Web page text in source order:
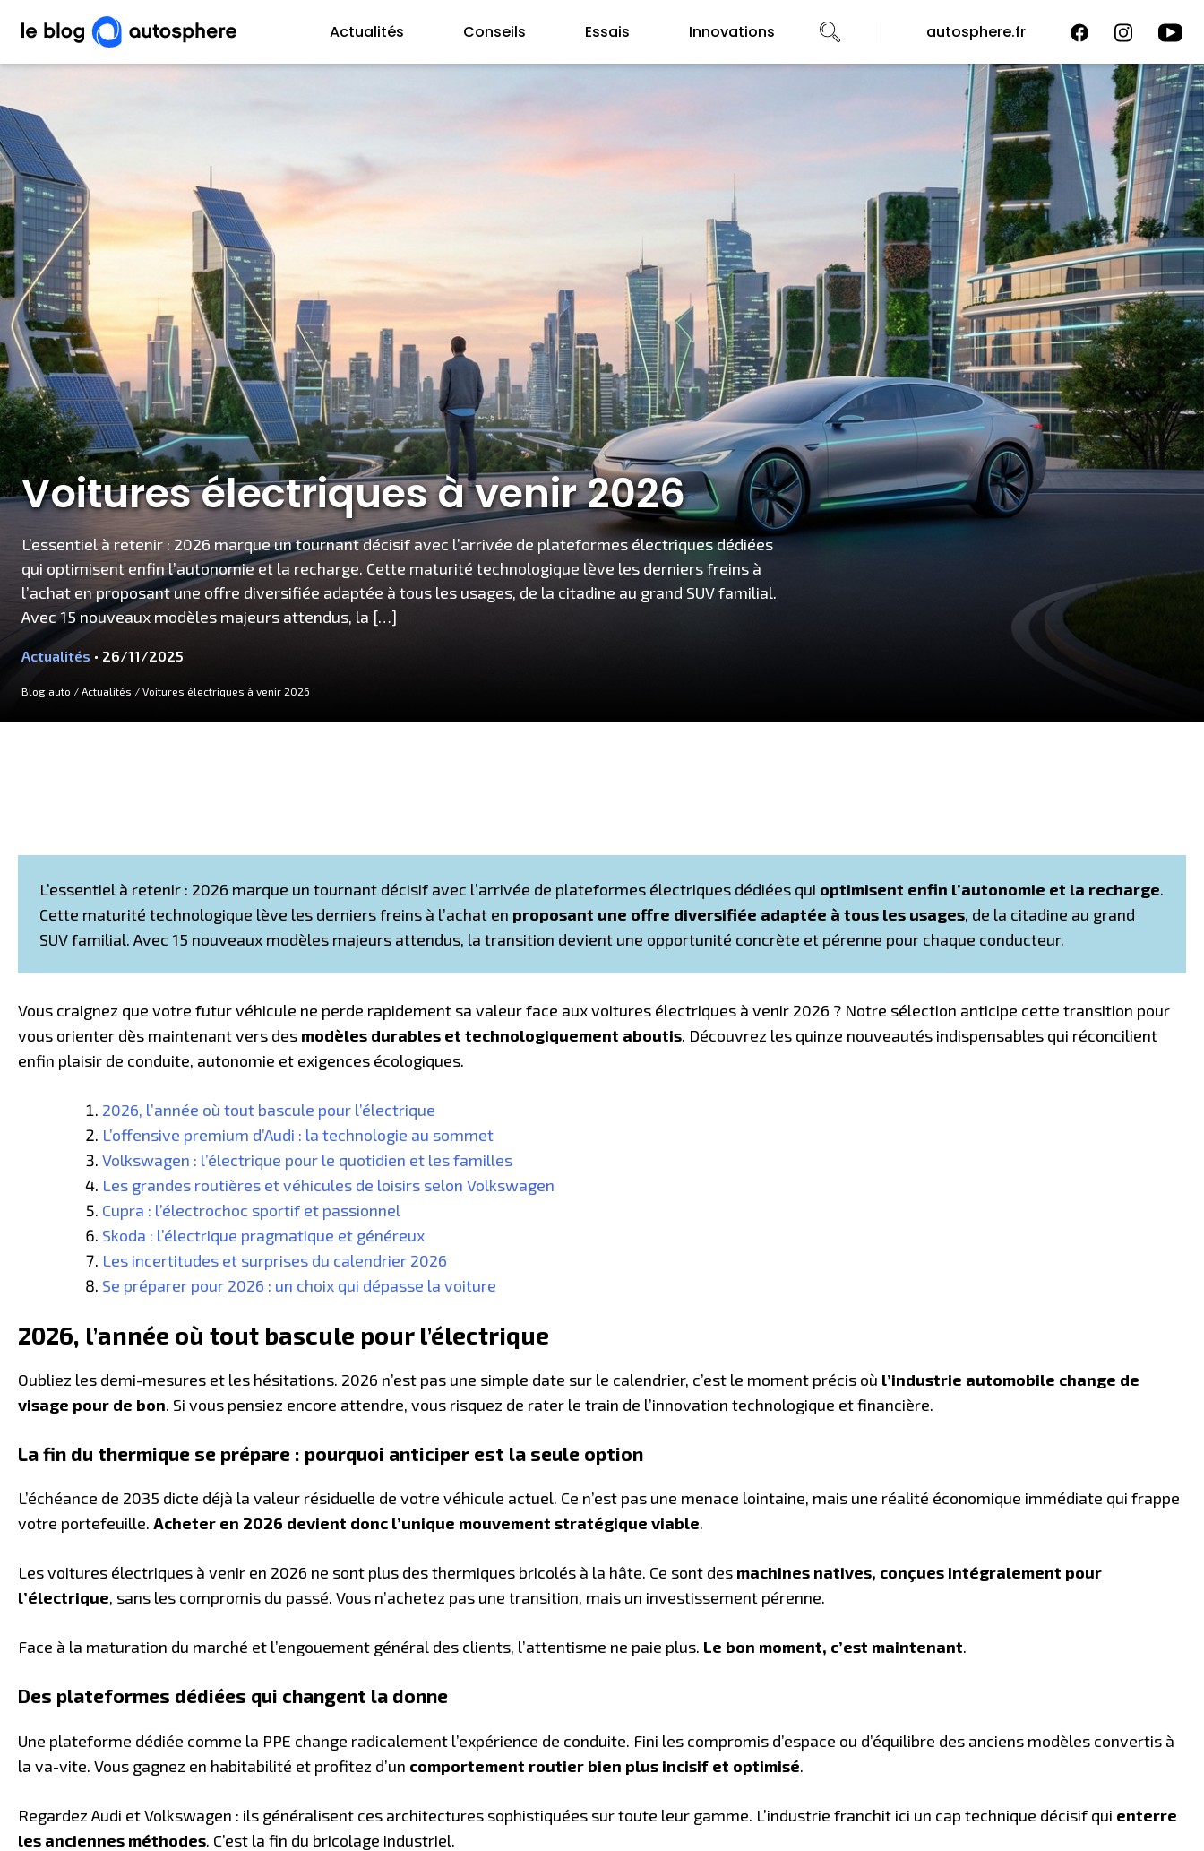
Actualités Conseils Essais Innovations autosphere.fr
Voitures électriques à venir 2026
L’essentiel à retenir : 2026 marque un tournant décisif avec l’arrivée de plateformes électriques dédiées
qui optimisent enfin l’autonomie et la recharge. Cette maturité technologique lève les derniers freins à
l’achat en proposant une offre diversifiée adaptée à tous les usages, de la citadine au grand SUV familial.
Avec 15 nouveaux modèles majeurs attendus, la […]
Actualités • 26/11/2025
Blog auto / Actualités / Voitures électriques à venir 2026
L’essentiel à retenir : 2026 marque un tournant décisif avec l’arrivée de plateformes électriques dédiées qui optimisent enfin l’autonomie et la recharge.
Cette maturité technologique lève les derniers freins à l’achat en proposant une offre diversifiée adaptée à tous les usages, de la citadine au grand
SUV familial. Avec 15 nouveaux modèles majeurs attendus, la transition devient une opportunité concrète et pérenne pour chaque conducteur.
Vous craignez que votre futur véhicule ne perde rapidement sa valeur face aux voitures électriques à venir 2026 ? Notre sélection anticipe cette transition pour
vous orienter dès maintenant vers des modèles durables et technologiquement aboutis. Découvrez les quinze nouveautés indispensables qui réconcilient
enfin plaisir de conduite, autonomie et exigences écologiques.
2026, l’année où tout bascule pour l’électrique
L’offensive premium d’Audi : la technologie au sommet
Volkswagen : l’électrique pour le quotidien et les familles
Les grandes routières et véhicules de loisirs selon Volkswagen
Cupra : l’électrochoc sportif et passionnel
Skoda : l’électrique pragmatique et généreux
Les incertitudes et surprises du calendrier 2026
Se préparer pour 2026 : un choix qui dépasse la voiture
2026, l’année où tout bascule pour l’électrique
Oubliez les demi-mesures et les hésitations. 2026 n’est pas une simple date sur le calendrier, c’est le moment précis où l’industrie automobile change de
visage pour de bon. Si vous pensiez encore attendre, vous risquez de rater le train de l’innovation technologique et financière.
La fin du thermique se prépare : pourquoi anticiper est la seule option
L’échéance de 2035 dicte déjà la valeur résiduelle de votre véhicule actuel. Ce n’est pas une menace lointaine, mais une réalité économique immédiate qui frappe
votre portefeuille. Acheter en 2026 devient donc l’unique mouvement stratégique viable.
Les voitures électriques à venir en 2026 ne sont plus des thermiques bricolés à la hâte. Ce sont des machines natives, conçues intégralement pour
l’électrique, sans les compromis du passé. Vous n’achetez pas une transition, mais un investissement pérenne.
Face à la maturation du marché et l’engouement général des clients, l’attentisme ne paie plus. Le bon moment, c’est maintenant.
Des plateformes dédiées qui changent la donne
Une plateforme dédiée comme la PPE change radicalement l’expérience de conduite. Fini les compromis d’espace ou d’équilibre des anciens modèles convertis à
la va-vite. Vous gagnez en habitabilité et profitez d’un comportement routier bien plus incisif et optimisé.
Regardez Audi et Volkswagen : ils généralisent ces architectures sophistiquées sur toute leur gamme. L’industrie franchit ici un cap technique décisif qui enterre
les anciennes méthodes. C’est la fin du bricolage industriel.